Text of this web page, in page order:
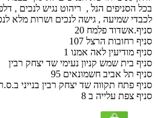
בכל הסניפים הנל , ריהוט נגיש לנכים ,
לכבדי שמיעה , גישה לנכים ושרות מלא
סניף.אשדוד פלמח 20
סניף רחובות הרצל 107
סניף מודיעין לאה אמנו 1
סניף בית שמש קניון נעימי שד יצחק רבין
סניף תל אביב חשמונאים 95
סניף פתח תקווה שד יצחק רבין בנייני
סניף צפת עלייה ב 8